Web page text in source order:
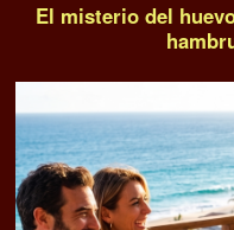
El misterio del